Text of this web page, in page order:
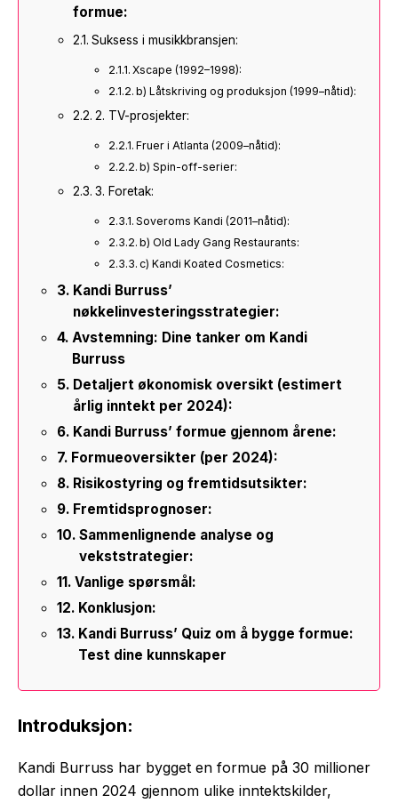
formue:
Suksess i musikkbransjen:
Xscape (1992–1998):
b) Låtskriving og produksjon (1999–nåtid):
2. TV-prosjekter:
Fruer i Atlanta (2009–nåtid):
b) Spin-off-serier:
3. Foretak:
Soveroms Kandi (2011–nåtid):
b) Old Lady Gang Restaurants:
c) Kandi Koated Cosmetics:
Kandi Burruss’
nøkkelinvesteringsstrategier:
Avstemning: Dine tanker om Kandi
Burruss
Detaljert økonomisk oversikt (estimert
årlig inntekt per 2024):
Kandi Burruss’ formue gjennom årene:
Formueoversikter (per 2024):
Risikostyring og fremtidsutsikter:
Fremtidsprognoser:
Sammenlignende analyse og
vekststrategier:
Vanlige spørsmål:
Konklusjon:
Kandi Burruss’ Quiz om å bygge formue:
Test dine kunnskaper
Introduksjon:
Kandi Burruss har bygget en formue på 30 millioner
dollar innen 2024 gjennom ulike inntektskilder,